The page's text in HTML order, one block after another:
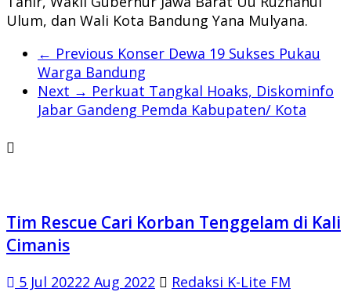
Ulum, dan Wali Kota Bandung Yana Mulyana.
← Previous Konser Dewa 19 Sukses Pukau
Warga Bandung
Next → Perkuat Tangkal Hoaks, Diskominfo
Jabar Gandeng Pemda Kabupaten/ Kota
Tim Rescue Cari Korban Tenggelam di Kali
Cimanis
5 Jul 20222 Aug 2022 Redaksi K-Lite FM